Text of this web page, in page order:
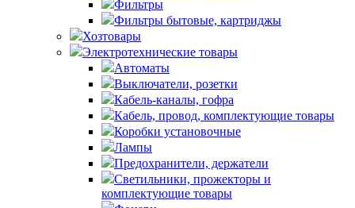
Фильтры
Фильтры бытовые, картриджы
Хозтовары
Электротехнические товары
Автоматы
Выключатели, розетки
Кабель-каналы, гофра
Кабель, провод, комплектующие товары
Коробки установочные
Лампы
Предохранители, держатели
Светильники, прожекторы и
комплектующие товары